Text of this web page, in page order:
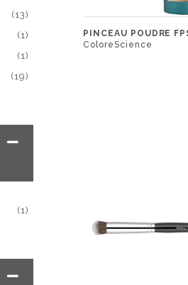
(13)
(1)
(1)
(19)
(1)
PINCEAU POUDRE
ColoreScience